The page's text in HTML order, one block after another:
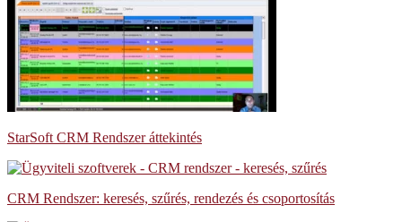
StarSoft CRM Rendszer áttekintés
CRM Rendszer: keresés, szűrés, rendezés és csoportosítás